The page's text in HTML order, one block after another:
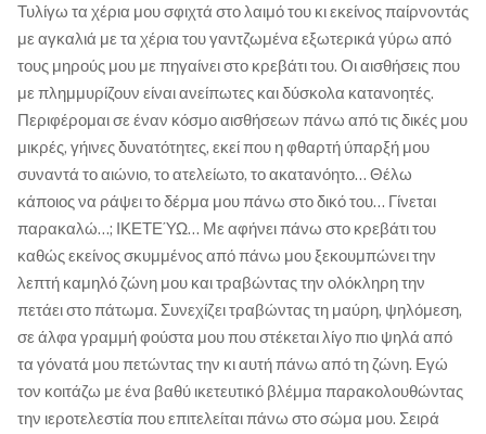
Τυλίγω τα χέρια μου σφιχτά στο λαιμό του κι εκείνος παίρνοντάς
με αγκαλιά με τα χέρια του γαντζωμένα εξωτερικά γύρω από
τους μηρούς μου με πηγαίνει στο κρεβάτι του. Οι αισθήσεις που
με πλημμυρίζουν είναι ανείπωτες και δύσκολα κατανοητές.
Περιφέρομαι σε έναν κόσμο αισθήσεων πάνω από τις δικές μου
μικρές, γήινες δυνατότητες, εκεί που η φθαρτή ύπαρξή μου
συναντά το αιώνιο, το ατελείωτο, το ακατανόητο… Θέλω
κάποιος να ράψει το δέρμα μου πάνω στο δικό του… Γίνεται
παρακαλώ…; ΙΚΕΤΕΎΩ… Με αφήνει πάνω στο κρεβάτι του
καθώς εκείνος σκυμμένος από πάνω μου ξεκουμπώνει την
λεπτή καμηλό ζώνη μου και τραβώντας την ολόκληρη την
πετάει στο πάτωμα. Συνεχίζει τραβώντας τη μαύρη, ψηλόμεση,
σε άλφα γραμμή φούστα μου που στέκεται λίγο πιο ψηλά από
τα γόνατά μου πετώντας την κι αυτή πάνω από τη ζώνη. Εγώ
τον κοιτάζω με ένα βαθύ ικετευτικό βλέμμα παρακολουθώντας
την ιεροτελεστία που επιτελείται πάνω στο σώμα μου. Σειρά